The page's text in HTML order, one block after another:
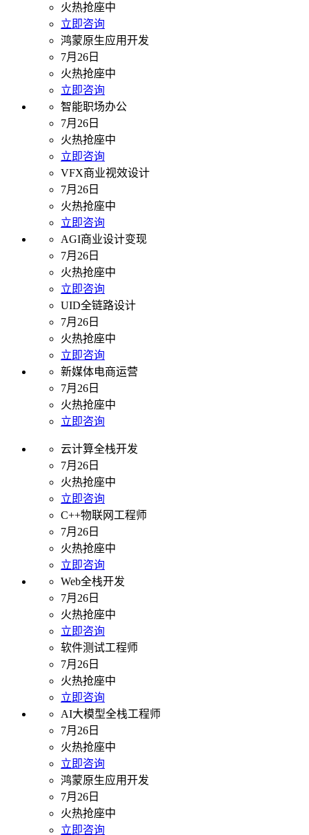
火热抢座中
立即咨询
鸿蒙原生应用开发
7月26日
火热抢座中
立即咨询
智能职场办公
7月26日
火热抢座中
立即咨询
VFX商业视效设计
7月26日
火热抢座中
立即咨询
AGI商业设计变现
7月26日
火热抢座中
立即咨询
UID全链路设计
7月26日
火热抢座中
立即咨询
新媒体电商运营
7月26日
火热抢座中
立即咨询
云计算全栈开发
7月26日
火热抢座中
立即咨询
C++物联网工程师
7月26日
火热抢座中
立即咨询
Web全栈开发
7月26日
火热抢座中
立即咨询
软件测试工程师
7月26日
火热抢座中
立即咨询
AI大模型全栈工程师
7月26日
火热抢座中
立即咨询
鸿蒙原生应用开发
7月26日
火热抢座中
立即咨询